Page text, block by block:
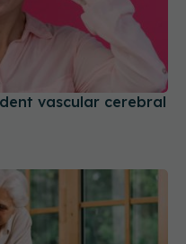
vascular cerebral